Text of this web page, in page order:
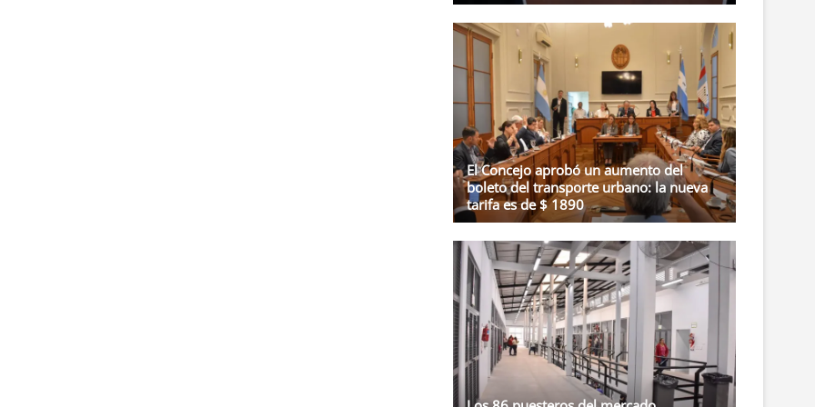
El Concejo aprobó un aumento del
boleto del transporte urbano: la nueva
tarifa es de $ 1890